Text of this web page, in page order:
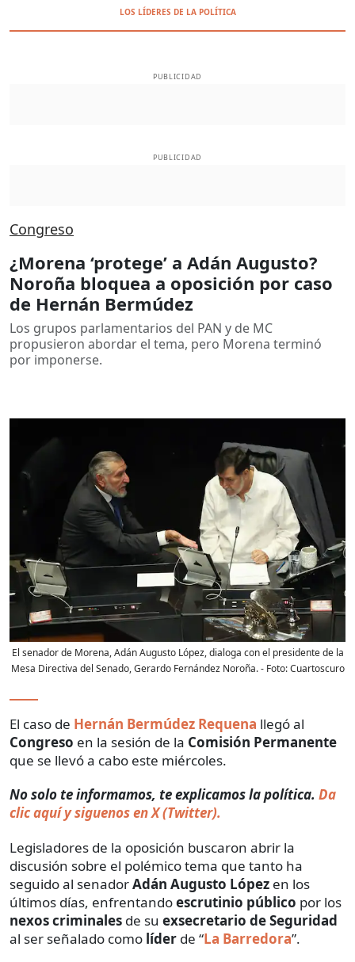
LOS LÍDERES DE LA POLÍTICA
PUBLICIDAD
PUBLICIDAD
Congreso
¿Morena ‘protege’ a Adán Augusto?
Noroña bloquea a oposición por caso
de Hernán Bermúdez
Los grupos parlamentarios del PAN y de MC
propusieron abordar el tema, pero Morena terminó
por imponerse.
El senador de Morena, Adán Augusto López, dialoga con el presidente de la
Mesa Directiva del Senado, Gerardo Fernández Noroña.- Foto:Cuartoscuro
El caso de Hernán Bermúdez Requena llegó al
Congreso en la sesión de la Comisión Permanente
que se llevó a cabo este miércoles.
No solo te informamos, te explicamos la política. Da
clic aquí y siguenos en X (Twitter).
Legisladores de la oposición buscaron abrir la
discusión sobre el polémico tema que tanto ha
seguido al senadorAdán Augusto López en los
últimos días, enfrentandoescrutinio público por los
nexos criminales de su exsecretario de Seguridad
al ser señalado como líder de “La Barredora”.